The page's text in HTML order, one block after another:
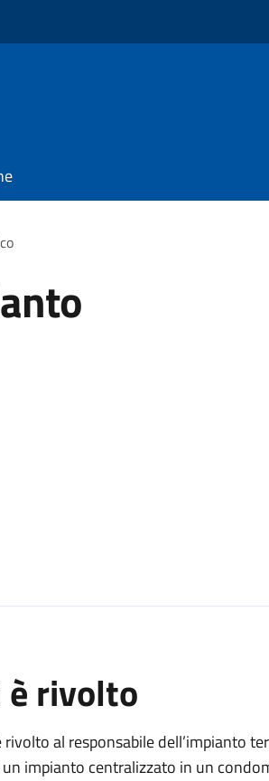
è rivolto
rivolto al responsabile dell’impianto
impianto centralizzato in un